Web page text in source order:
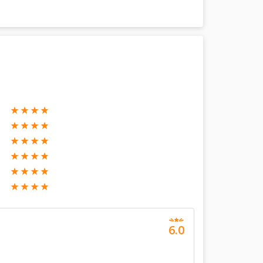
hoàn toàn không có TV.
tiện ích, hoạt động mới lạ vô cùng hấp dẫn.
sớm sẽ giúp bạn xua tan mọi căng thẳng, mệt
lưu trú. Chỉ với 15 phút mỗi ngày, bạn đã có
một không gian nghỉ dưỡng, thưởng thức
được thể hiện bởi những nghệ dân đàn tranh
6.0